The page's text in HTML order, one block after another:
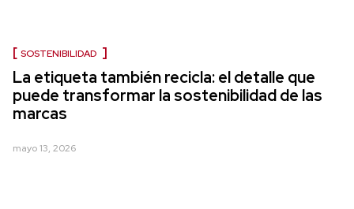
SOSTENIBILIDAD
La etiqueta también recicla: el detalle que
puede transformar la sostenibilidad de las
marcas
mayo 13, 2026